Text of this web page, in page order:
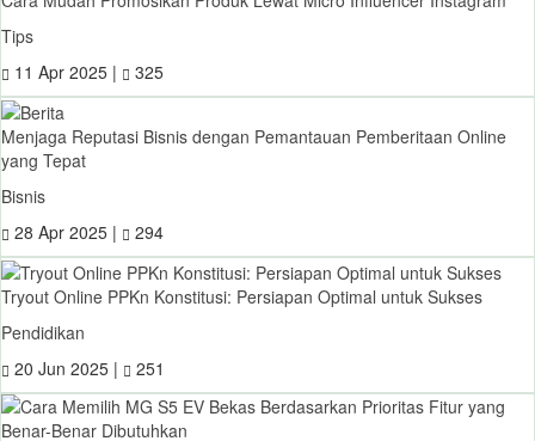
Tips
11 Apr 2025 |
325
Menjaga Reputasi Bisnis dengan Pemantauan Pemberitaan Online
yang Tepat
Bisnis
28 Apr 2025 |
294
Tryout Online PPKn Konstitusi: Persiapan Optimal untuk Sukses
Pendidikan
20 Jun 2025 |
251